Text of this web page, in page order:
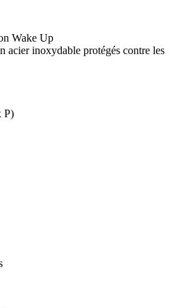
Wake Up
acier inoxydable protégés contre les
P)